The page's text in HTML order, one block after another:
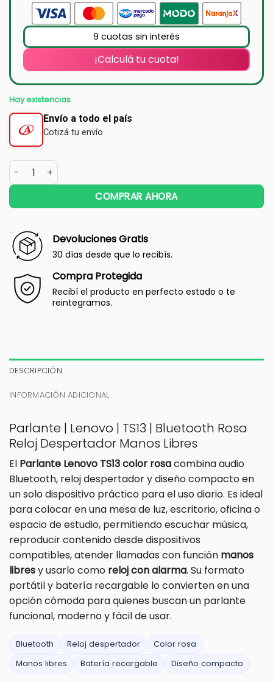
9 cuotas sin interés
¡Calculá tu cuota!
Hay existencias
Envío a todo el país
Cotizá tu envío
COMPRAR AHORA
Devoluciones Gratis
30 días desde que lo recibís.
Compra Protegida
Recibí el producto en perfecto estado o te
reintegramos.
DESCRIPCIÓN
INFORMACIÓN ADICIONAL
Parlante | Lenovo | TS13 | Bluetooth Rosa
Reloj Despertador Manos Libres
El Parlante Lenovo TS13 color rosacombina audio
Bluetooth, reloj despertador y diseño compacto en
un solo dispositivo práctico para el uso diario. Es ideal
para colocar en una mesa de luz, escritorio, oficina o
espacio de estudio, permitiendo escuchar música,
reproducir contenido desde dispositivos
compatibles, atender llamadas con función manos
libresy usarlo como reloj con alarma. Su formato
portátil y batería recargable lo convierten en una
opción cómoda para quienes buscan un parlante
funcional, moderno y fácil de usar.
Bluetooth Reloj despertador
Color rosa
Manos libres
Batería recargable Diseño compacto